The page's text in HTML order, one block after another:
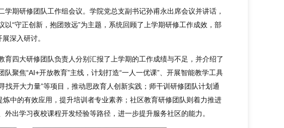
期研修团队工作组会议。学院党总支副书记孙甫永出席会议并讲话，
“守正创新，抱团致远”为主题，系统回顾了上学期研修工作成效，部
深入研讨。
四大研修团队负责人分别汇报了上学期的工作成绩与不足，并介绍了
聚焦“AI+开放教育”主线，计划打造“一人一优课”、开展智能教学工具
找开大力量”等项目，推动思政育人创新实践；师干训研修团队计划通
中的有效应用，提升培训者专业素养；社区教育研修团队则着力推进
出学习夜校课程开发经验等路径，进一步提升服务社区的能力。